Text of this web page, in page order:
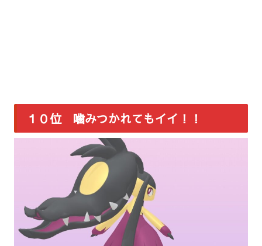
１０位 噛みつかれてもイイ！！